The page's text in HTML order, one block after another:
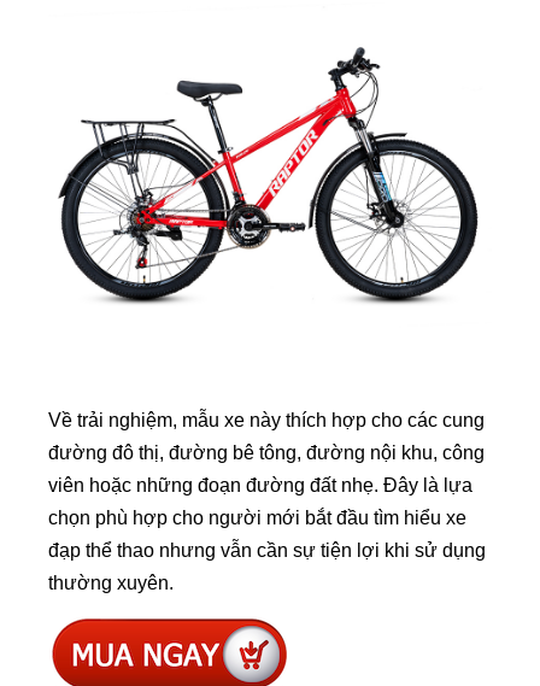
Về trải nghiệm, mẫu xe này thích hợp cho các cung
đường đô thị, đường bê tông, đường nội khu, công
viên hoặc những đoạn đường đất nhẹ. Đây là lựa
chọn phù hợp cho người mới bắt đầu tìm hiểu xe
đạp thể thao nhưng vẫn cần sự tiện lợi khi sử dụng
thường xuyên.